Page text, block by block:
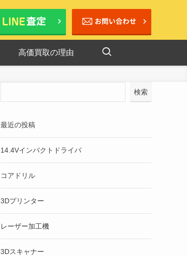
高価買取の理由
検索
最近の投稿
14.4Vインバクトドライバ
コアドリル
3Dプリンター
レーザー加工機
3Dスキャナー